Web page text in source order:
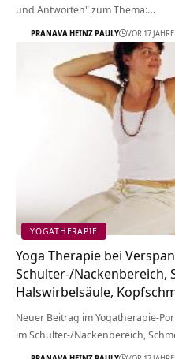
und Antworten" zum Thema:…
PRANAVA HEINZ PAULY VOR 17
YOGATHERAPIE
Yoga Therapie bei
Schulter-/Nackenbereich,
Halswirbelsäule,
Neuer Beitrag im Yogatherapie-
im Schulter-/Nackenbereich,